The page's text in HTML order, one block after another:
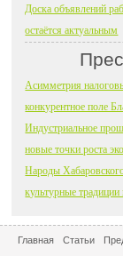
Доска объявлений
остаётся актуальным
Асимметрия
конкурентное поле
Индустриальное
новые точки роста
Народы
культурные
Главная Статьи